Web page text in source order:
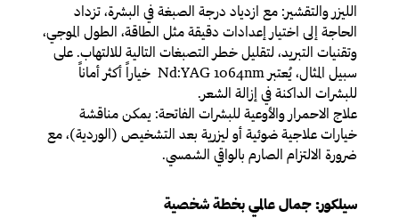
الليزر والتقشير: مع ازدياد درجة الصبغة في البشرة، تزداد
الحاجة إلى اختيار إعدادات دقيقة مثل الطاقة، الطول الموجي،
وتقنيات التبريد، لتقليل خطر التصبغات التالية للالتهاب. على
سبيل المثال، يُعتبر Nd:YAG 1064nm خياراً أكثر أماناً
للبشرات الداكنة في إزالة الشعر.
علاج الاحمرار والأوعية للبشرات الفاتحة: يمكن مناقشة
خيارات علاجية ضوئية أو ليزرية بعد التشخيص (الوردية)، مع
ضرورة الالتزام الصارم بالواقي الشمسي.
سيلكور: جمال عالمي بخطة شخصية